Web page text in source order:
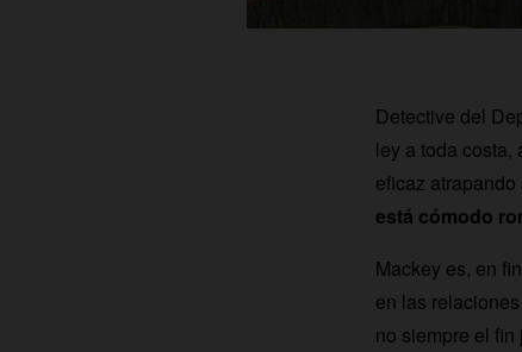
Detective del
ley a toda
eficaz
está cómodo
Mackey es, en
en las
no siempre el